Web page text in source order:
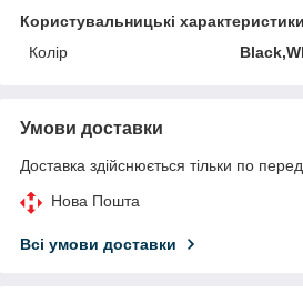
Користувальницькі характеристики
Колір
Умови доставки
Доставка здійснюється тільки по
Нова Пошта
Всі умови доставки